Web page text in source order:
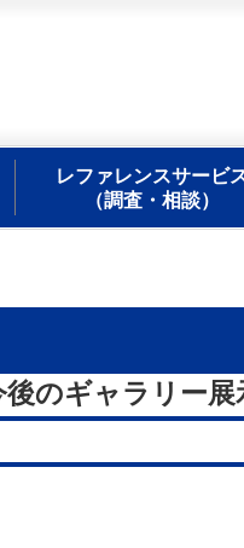
レファレンスサービ
（調査・相談）
のギャラリー展